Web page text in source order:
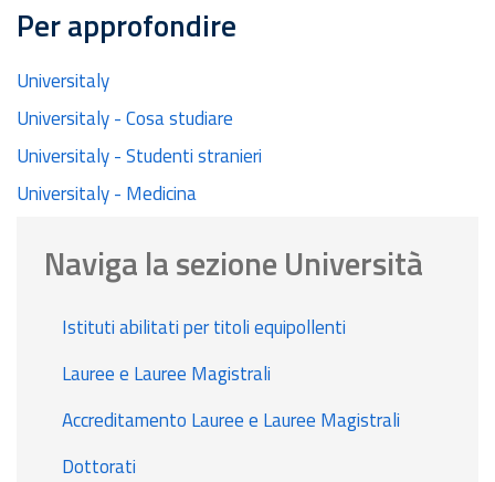
Per approfondire
Universitaly
Universitaly - Cosa studiare
Universitaly - Studenti stranieri
Universitaly - Medicina
Naviga la sezione Università
Istituti abilitati per titoli equipollenti
Lauree e Lauree Magistrali
Accreditamento Lauree e Lauree Magistrali
Dottorati